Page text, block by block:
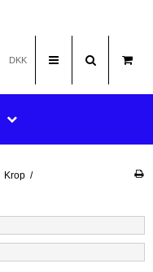
DKK
Krop /